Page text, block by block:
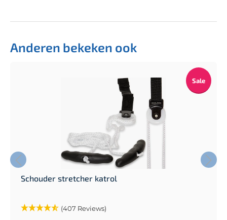
Anderen bekeken ook
Sale
Schouder stretcher katrol
(407 Reviews)